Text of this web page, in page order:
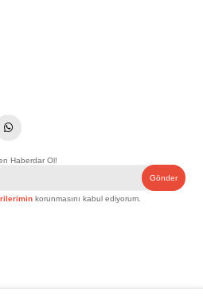
Haberdar Ol!
Gönder
korunmasını kabul ediyorum.